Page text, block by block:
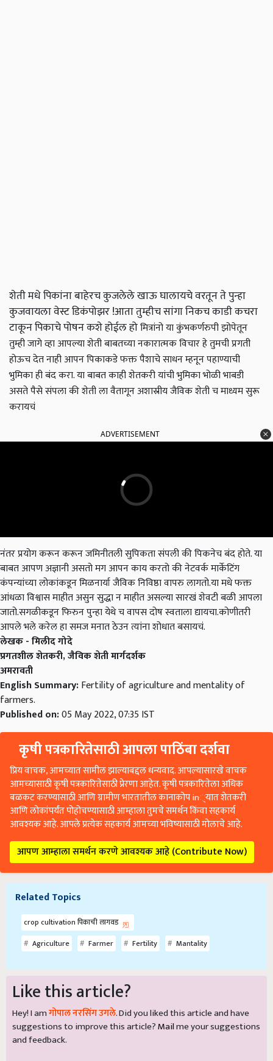
शेती मधे पिकांना बाहेरच कुजलेले खाऊ घालायचे वरतून ते पुन्हा
कुजवायला वेस्ट डिकंपोझर !आता तुम्हीच सांगा निकच काडी कचरा
टाकून पिकाचे पोषन कशे होईल होमित्रांनो या कुंभकर्णरुपी झोपेतून
तुम्ही जागे व्हाआपल्या शेती बाबतच्या नकारात्मक विचार हे तुमची प्रगती
होऊच देत नाही आपन पिकाकडे फक्त पैशाचे साधन म्हनून पहाण्याची
भुमिका ही बंद करा. या बाबत काही शेतकरी यांची भुमिका भोळी भाबडी
असते पैसे संपला की शेती ला वैतागून अशास्रीय जैविक शेती च माध्यम सुरू
करायचं
ADVERTISEMENT
नंतर प्रयोग करून करून जमिनीतली सुपिकता संपली की पिकनेच बंद होते. या
बाबत आपण अज्ञानी असतो मग आपन काय करतो की नेटवर्क मार्केटिंग
कंपन्यांच्या लोकांकडून मिळनार्या जैविक निविष्ठा वापरु लागतो.या मधे फक्त
आंधळा विश्वास माहीत असुन सुद्धा न माहीत असल्या सारखं शेवटी बळी आपला
जातो.सगळीकडून फिरुन पुन्हा येथे च वापस दोष स्वताला द्यायचा.कोणीतरी
आपले भले करेल हा समज मनात ठेउन त्यांना शोधात बसायचं.
लेखक - मिलीद गोदे
प्रगतशील शेतकरी, जैविक शेती मार्गदर्शक
अमरावती
English Summary:Fertility of agriculture and mentality of
farmers.
Published on:05 May 2022, 07:35 IST
कृषी पत्रकारितेसाठी आपला पाठिंबा दर्शवा
प्रिय वाचक, आमच्यात सामील झाल्याबद्दल धन्यवाद. आपल्यासारखे वाचक
आमच्यासाठी कृषी पत्रकारितेसाठी प्रेरणा आहेत. कृषी पत्रकारितेला अधिक
बळकट करण्यासाठी आणि ग्रामीण भारतातील कानाकोप in्यात शेतकरी
आणि लोकांपर्यंत पोहोचण्यासाठी आम्हाला तुमचे समर्थन किंवा सहकार्य
आवश्यक आहे. आपले प्रत्येक सहकार्य आमच्या भविष्यासाठी मोलाचे आहे.
आपण आम्हाला समर्थन करणे आवश्यक आहे (Contribute Now)
Related Topics
crop cultivation पिकाची लागवड
Agriculture
Farmer Fertility Mantality
Like this article?
Hey! I amगोपाल नरसिंग उगले. Did you liked this article and have
suggestions to improve this article?Mailme your suggestions
and feedback.